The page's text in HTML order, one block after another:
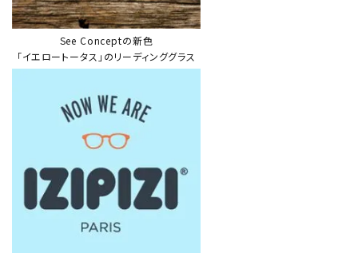
See Conceptの新色
「イエロートータス」のリーディンググラス